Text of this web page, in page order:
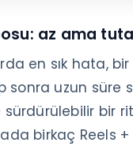
az ama
en sık hata,
sonra uzun süre
sürdürülebilir bir
birkaç Reels +